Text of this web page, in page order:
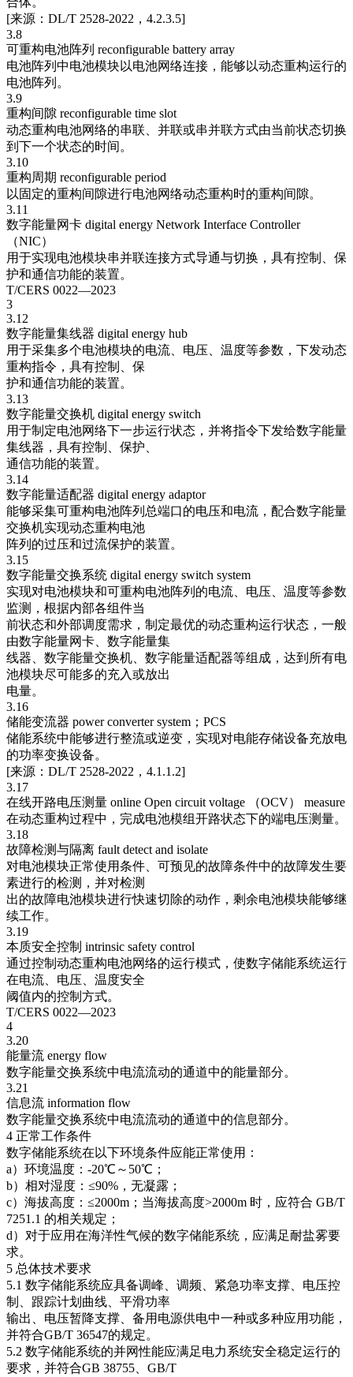
[来源：DL/T 2528-2022，4.2.3.5]
3.8
可重构电池阵列 reconfigurable battery array
电池阵列中电池模块以电池网络连接，能够以动态重构运行的
电池阵列。
3.9
重构间隙 reconfigurable time slot
动态重构电池网络的串联、并联或串并联方式由当前状态切换
到下一个状态的时间。
3.10
重构周期 reconfigurable period
以固定的重构间隙进行电池网络动态重构时的重构间隙。
3.11
数字能量网卡 digital energy Network Interface Controller
（NIC）
用于实现电池模块串并联连接方式导通与切换，具有控制、保
护和通信功能的装置。
T/CERS 0022—2023
3
3.12
数字能量集线器 digital energy hub
用于采集多个电池模块的电流、电压、温度等参数，下发动态
重构指令，具有控制、保
护和通信功能的装置。
3.13
数字能量交换机 digital energy switch
用于制定电池网络下一步运行状态，并将指令下发给数字能量
集线器，具有控制、保护、
通信功能的装置。
3.14
数字能量适配器 digital energy adaptor
能够采集可重构电池阵列总端口的电压和电流，配合数字能量
交换机实现动态重构电池
阵列的过压和过流保护的装置。
3.15
数字能量交换系统 digital energy switch system
实现对电池模块和可重构电池阵列的电流、电压、温度等参数
监测，根据内部各组件当
前状态和外部调度需求，制定最优的动态重构运行状态，一般
由数字能量网卡、数字能量集
线器、数字能量交换机、数字能量适配器等组成，达到所有电
池模块尽可能多的充入或放出
电量。
3.16
储能变流器 power converter system；PCS
储能系统中能够进行整流或逆变，实现对电能存储设备充放电
的功率变换设备。
[来源：DL/T 2528-2022，4.1.1.2]
3.17
在线开路电压测量 online Open circuit voltage （OCV） measure
在动态重构过程中，完成电池模组开路状态下的端电压测量。
3.18
故障检测与隔离 fault detect and isolate
对电池模块正常使用条件、可预见的故障条件中的故障发生要
素进行的检测，并对检测
出的故障电池模块进行快速切除的动作，剩余电池模块能够继
续工作。
3.19
本质安全控制 intrinsic safety control
通过控制动态重构电池网络的运行模式，使数字储能系统运行
在电流、电压、温度安全
阈值内的控制方式。
T/CERS 0022—2023
4
3.20
能量流 energy flow
数字能量交换系统中电流流动的通道中的能量部分。
3.21
信息流 information flow
数字能量交换系统中电流流动的通道中的信息部分。
4 正常工作条件
数字储能系统在以下环境条件应能正常使用：
a）环境温度：-20℃～50℃；
b）相对湿度：≤90%，无凝露；
c）海拔高度：≤2000m；当海拔高度>2000m 时，应符合 GB/T
7251.1 的相关规定；
d）对于应用在海洋性气候的数字储能系统，应满足耐盐雾要
求。
5 总体技术要求
5.1 数字储能系统应具备调峰、调频、紧急功率支撑、电压控
制、跟踪计划曲线、平滑功率
输出、电压暂降支撑、备用电源供电中一种或多种应用功能，
并符合GB/T 36547的规定。
5.2 数字储能系统的并网性能应满足电力系统安全稳定运行的
要求，并符合GB 38755、GB/T